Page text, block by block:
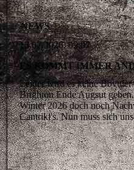
NEWS
15.07.2026, 09:07
ES KOMMT IMMER
Leider wird es keine
Brighton Ende Augsut
Winter 2026 doch noch
Cantriki's. Nun muss sich